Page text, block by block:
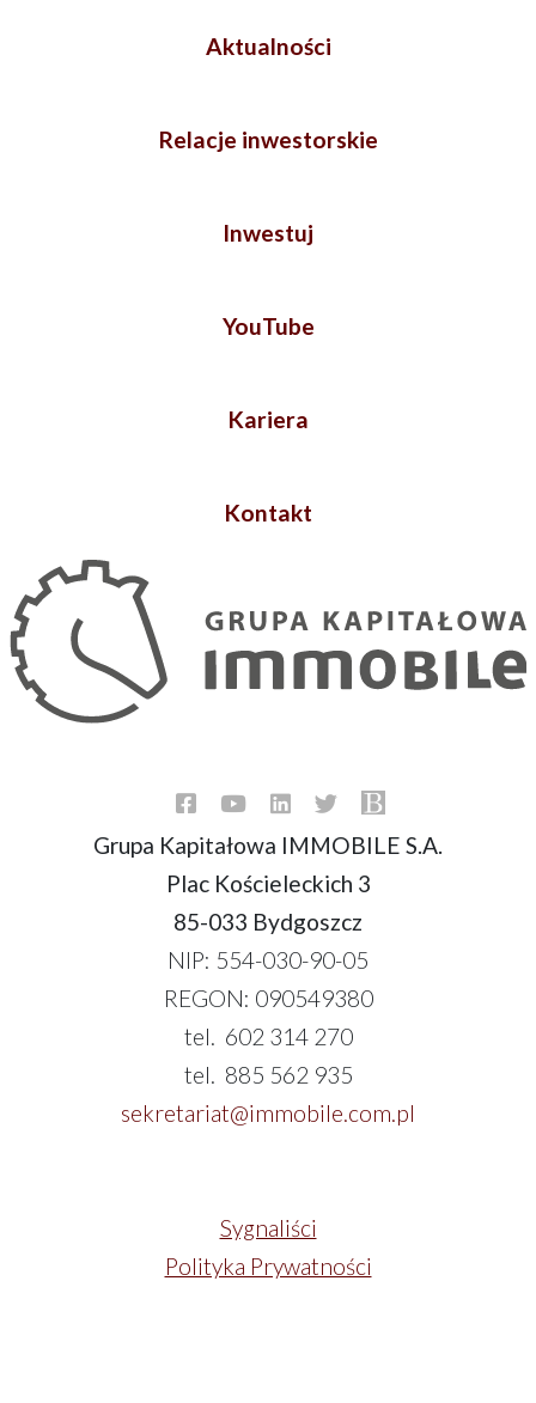
Aktualności
Relacje inwestorskie
Inwestuj
YouTube
Kariera
Kontakt
Grupa Kapitałowa IMMOBILE S.A.
Plac Kościeleckich 3
85-033 Bydgoszcz
NIP: 554-030-90-05
REGON: 090549380
tel. 602 314 270
tel. 885 562 935
sekretariat@immobile.com.pl
Sygnaliści
Polityka Prywatności